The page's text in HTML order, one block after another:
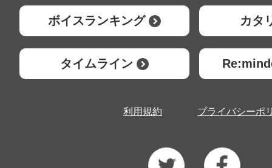
ボイスランキング カタ
タイムライン
利用規約 プライバシーポ